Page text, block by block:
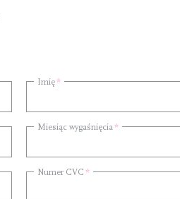
Imię
Miesiąc wygaśnięcia
Numer CVC